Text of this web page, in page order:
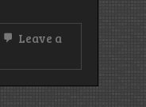
Leave a